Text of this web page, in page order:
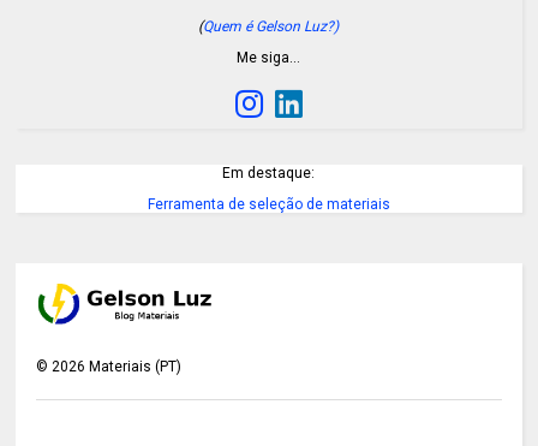
(Quem é Gelson Luz?)
Me siga…
Em destaque:
Ferramenta de seleção de materiais
©2026 Materiais (PT)